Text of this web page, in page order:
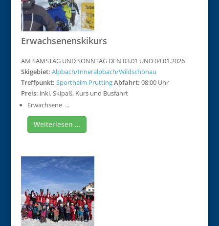
Erwachsenenskikurs
AM SAMSTAG UND SONNTAG DEN 03.01 UND 04.01.2026
Skigebiet: Alpbach/Inneralpbach/Wildschönau
Treffpunkt: Sportheim PruttingAbfahrt: 08:00 Uhr
Preis: inkl. Skipaß, Kurs und Busfahrt
Erwachsene ...
Weiterlesen …